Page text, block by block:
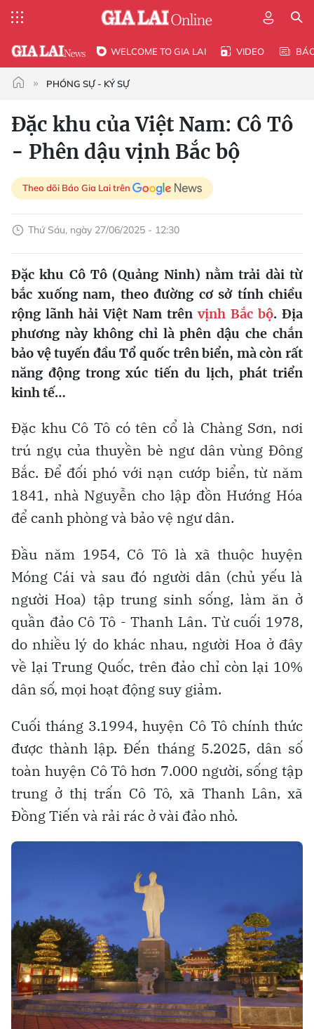
WELCOME TO GIA LAI VIDEO
PHÓNG SỰ - KÝ SỰ
Đặc khu của Việt Nam: Cô Tô
- Phên dậu vịnh Bắc bộ
Theo dõi Báo Gia Lai trên
Thứ Sáu, ngày 27/06/2025 - 12:30
Đặc khu Cô Tô (Quảng Ninh) nằm trải dài từ
bắc xuống nam, theo đường cơ sở tính chiều
rộng lãnh hải Việt Nam trên vịnh Bắc bộ. Địa
phương này không chỉ là phên dậu che chắn
bảo vệ tuyến đầu Tổ quốc trên biển, mà còn rất
năng động trong xúc tiến du lịch, phát triển
kinh tế…
Đặc khu Cô Tô có tên cổ là Chàng Sơn, nơi
trú ngụ của thuyền bè ngư dân vùng Đông
Bắc. Để đối phó với nạn cướp biển, từ năm
1841, nhà Nguyễn cho lập đồn Hướng Hóa
để canh phòng và bảo vệ ngư dân.
Đầu năm 1954, Cô Tô là xã thuộc huyện
Móng Cái và sau đó người dân (chủ yếu là
người Hoa) tập trung sinh sống, làm ăn ở
quần đảo Cô Tô - Thanh Lân. Từ cuối 1978,
do nhiều lý do khác nhau, người Hoa ở đây
về lại Trung Quốc, trên đảo chỉ còn lại 10%
dân số, mọi hoạt động suy giảm.
Cuối tháng 3.1994, huyện Cô Tô chính thức
được thành lập. Đến tháng 5.2025, dân số
toàn huyện Cô Tô hơn 7.000 người, sống tập
trung ở thị trấn Cô Tô, xã Thanh Lân, xã
Đồng Tiến và rải rác ở vài đảo nhỏ.